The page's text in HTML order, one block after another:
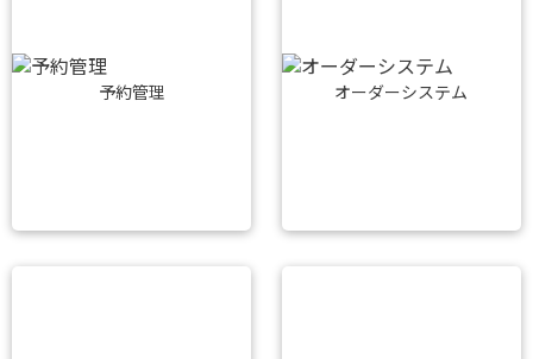
予約管理 オーダーシステム